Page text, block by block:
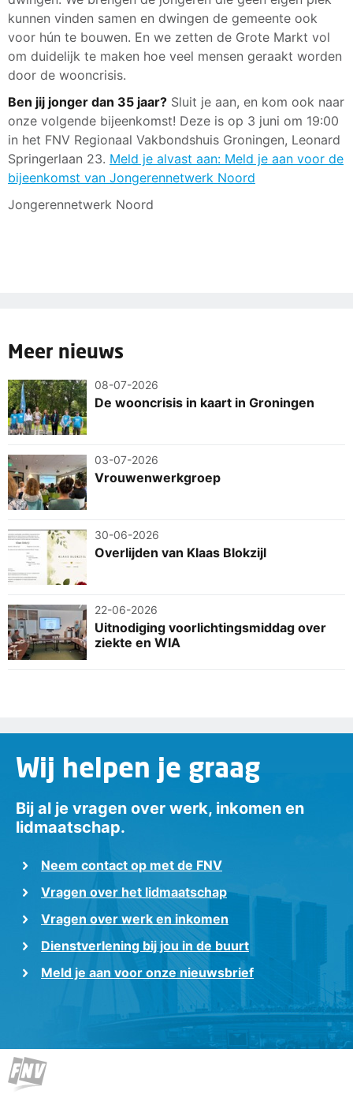
kunnen vinden samen en dwingen de gemeente ook
voor hún te bouwen. En we zetten de Grote Markt vol
om duidelijk te maken hoe veel mensen geraakt worden
door de wooncrisis.
Ben jij jonger dan 35 jaar? Sluit je aan, en kom ook naar
onze volgende bijeenkomst! Deze is op 3 juni om 19:00
in het FNV Regionaal Vakbondshuis Groningen, Leonard
Springerlaan 23. Meld je alvast aan: Meld je aan voor de
bijeenkomst van Jongerennetwerk Noord
Jongerennetwerk Noord
Meer nieuws
08-07-2026
De wooncrisis in kaart in Groningen
03-07-2026
Vrouwenwerkgroep
30-06-2026
Overlijden van Klaas Blokzijl
22-06-2026
Uitnodiging voorlichtingsmiddag over
ziekte en WIA
Wij helpen je graag
Bij al je vragen over werk, inkomen en
lidmaatschap.
Neem contact op met de FNV
Vragen over het lidmaatschap
Vragen over werk en inkomen
Dienstverlening bij jou in de buurt
Meld je aan voor onze nieuwsbrief